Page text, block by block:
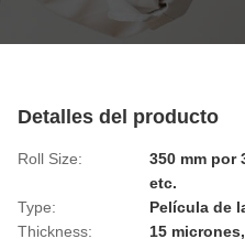
Detalles del producto
Roll Size:
350 mm por
etc.
Type:
Película de
Thickness:
15